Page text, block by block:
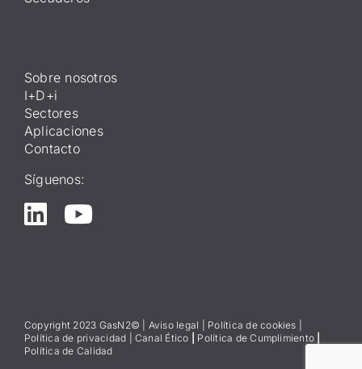
Sobre nosotros
I+D+i
Sectores
Aplicaciones
Contacto
Síguenos:
Copyright 2023 GasN2© | Aviso legal Política de cookies
Política de privacidad
Canal Ético Política de Cumplimiento
Política de Calidad